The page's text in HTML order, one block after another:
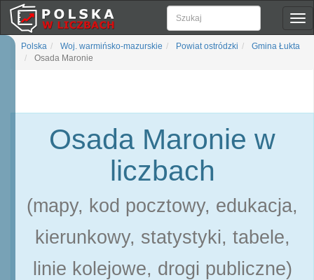
Polska Woj. warmińsko-mazurskie Powiat ostródzki
Gmina Łukta
Osada Maronie
Osada Maronie w
liczbach
(mapy, kod pocztowy, edukacja,
kierunkowy, statystyki, tabele,
linie kolejowe, drogi publiczne)